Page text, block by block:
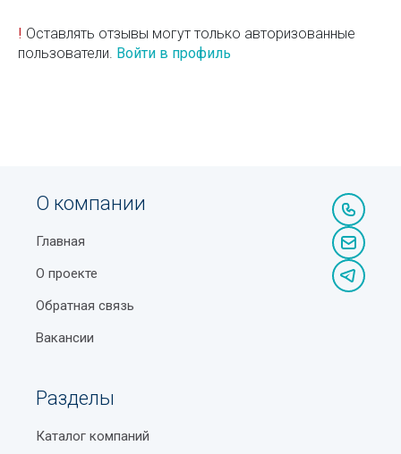
! Оставлять отзывы могут только авторизованные
пользователи. Войти в профиль
О компании
Главная
О проекте
Обратная связь
Вакансии
Разделы
Каталог компаний